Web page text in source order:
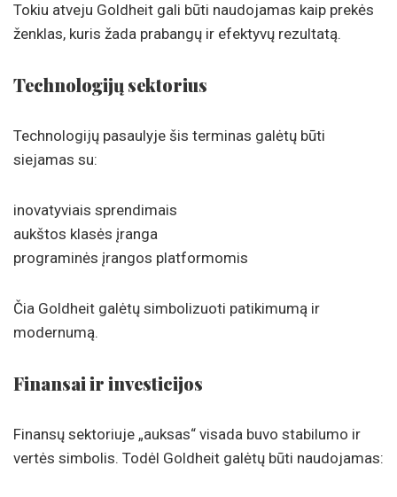
Tokiu atveju Goldheit gali būti naudojamas kaip prekės
ženklas, kuris žada prabangų ir efektyvų rezultatą.
Technologijų sektorius
Technologijų pasaulyje šis terminas galėtų būti
siejamas su:
inovatyviais sprendimais
aukštos klasės įranga
programinės įrangos platformomis
Čia Goldheit galėtų simbolizuoti patikimumą ir
modernumą.
Finansai ir investicijos
Finansų sektoriuje „auksas“ visada buvo stabilumo ir
vertės simbolis. Todėl Goldheit galėtų būti naudojamas: